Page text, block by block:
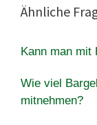
Ähnliche
Kann man mit
Wie viel
mitnehmen?